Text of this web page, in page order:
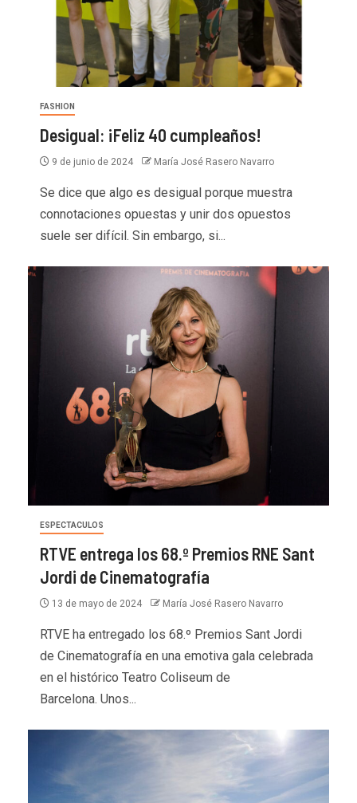
FASHION
Desigual: ¡Feliz 40 cumpleaños!
9 de junio de 2024 María José Rasero Navarro
Se dice que algo es desigual porque muestra
connotaciones opuestas y unir dos opuestos
suele ser difícil. Sin embargo, si...
ESPECTACULOS
RTVE entrega los 68.º Premios RNE Sant
Jordi de Cinematografía
13 de mayo de 2024 María José Rasero Navarro
RTVE ha entregado los 68.º Premios Sant Jordi
de Cinematografía en una emotiva gala celebrada
en el histórico Teatro Coliseum de
Barcelona. Unos...